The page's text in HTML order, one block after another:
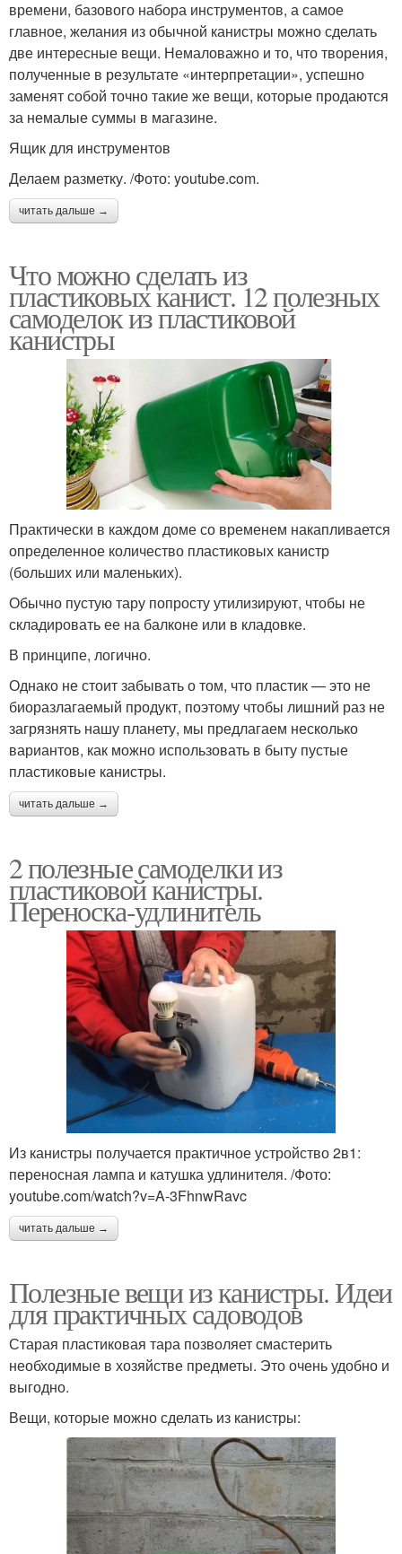
времени, базового набора инструментов, а самое
главное, желания из обычной канистры можно сделать
две интересные вещи. Немаловажно и то, что творения,
полученные в результате «интерпретации», успешно
заменят собой точно такие же вещи, которые продаются
за немалые суммы в магазине.
Ящик для инструментов
Делаем разметку. /Фото: youtube.com.
читать дальше →
Что можно сделать из
пластиковых канист. 12 полезных
самоделок из пластиковой
канистры
Практически в каждом доме со временем накапливается
определенное количество пластиковых канистр
(больших или маленьких).
Обычно пустую тару попросту утилизируют, чтобы не
складировать ее на балконе или в кладовке.
В принципе, логично.
Однако не стоит забывать о том, что пластик — это не
биоразлагаемый продукт, поэтому чтобы лишний раз не
загрязнять нашу планету, мы предлагаем несколько
вариантов, как можно использовать в быту пустые
пластиковые канистры.
читать дальше →
2 полезные самоделки из
пластиковой канистры.
Переноска-удлинитель
Из канистры получается практичное устройство 2в1:
переносная лампа и катушка удлинителя. /Фото:
youtube.com/watch?v=A-3FhnwRavc
читать дальше →
Полезные вещи из канистры. Идеи
для практичных садоводов
Старая пластиковая тара позволяет смастерить
необходимые в хозяйстве предметы. Это очень удобно и
выгодно.
Вещи, которые можно сделать из канистры: